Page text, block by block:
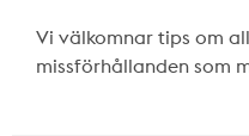
Vi välkomnar tips om
missförhållanden som